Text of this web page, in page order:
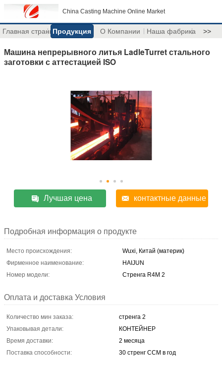
China Casting Machine Online Market
Главная страницаПродукция О Компании Наша фабрика >>
Машина непрерывного литья LadleTurret стального
заготовки с аттестацией ISO
Лучшая цена контактные данные
Подробная информация о продукте
Место происхождения:
Wuxi, Китай (материк)
Фирменное наименование:
HAIJUN
Номер модели:
Стренга R4M 2
Оплата и доставка Условия
Количество мин заказа:
стренга 2
Упаковывая детали:
КОНТЕЙНЕР
Время доставки:
2 месяца
Поставка способности:
30 стренг CCM в год